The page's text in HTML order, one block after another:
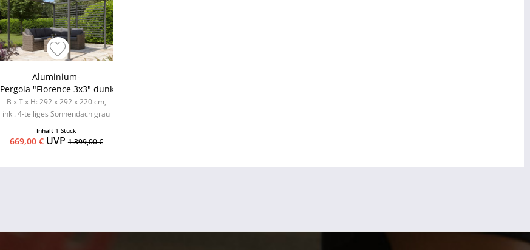
Aluminium-
Pergola "Florence 3x3" dunkelgrau
B x T x H: 292 x 292 x 220 cm,
inkl. 4-teiliges Sonnendach grau
Inhalt 1 Stück
669,00 €UVP1.399,00 €